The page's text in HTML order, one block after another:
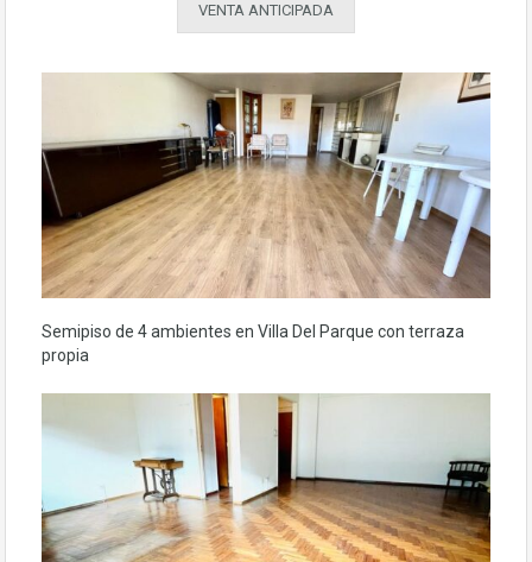
VENTA ANTICIPADA
Semipiso de 4 ambientes en Villa Del Parque con terraza
propia